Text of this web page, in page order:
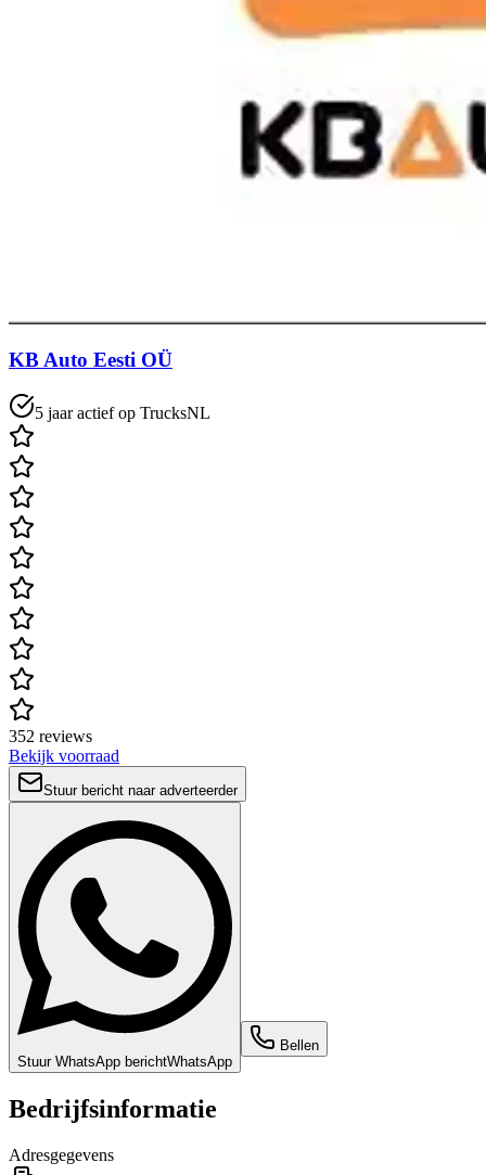
KB Auto Eesti OÜ
5 jaar actief op TrucksNL
352 reviews
Bekijk voorraad
Stuur bericht naar adverteerder
Stuur WhatsApp berichtWhatsApp
Bellen
Bedrijfsinformatie
Adresgegevens